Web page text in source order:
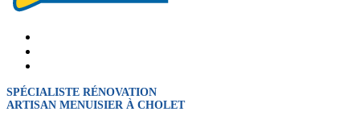
SPÉCIALISTE RÉNOVATION
ARTISAN MENUISIER À CHOLET